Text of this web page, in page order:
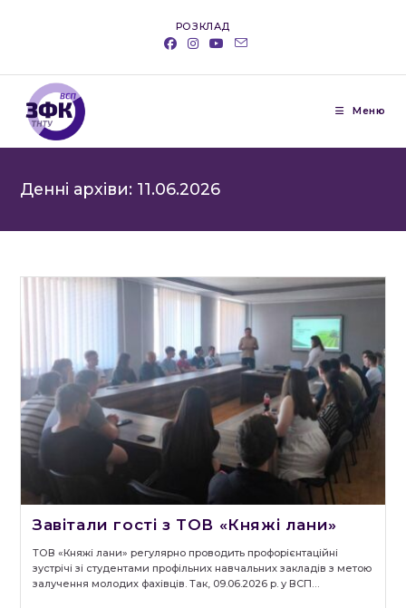
РОЗКЛАД
Меню
Денні архіви: 11.06.2026
Завітали гості з ТОВ «Княжі лани»
ТОВ «Княжі лани» регулярно проводить профорієнтаційні
зустрічі зі студентами профільних навчальних закладів з метою
залучення молодих фахівців. Так, 09.06.2026 р. у ВСП…